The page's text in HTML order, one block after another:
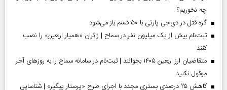
چه نخوریم؟
گره قتل در دی‌جی پارتی با ۵۰ قسم باز می‌شود
ثبت‌نام بیش از یک میلیون نفر در سماح | زائران «همیار اربعین» را نصب
کنند
متقاضیان ارز اربعین ۱۴۰۵ بخوانند | ثبت‌نام در سامانه سماح را به روز‌های آخر
موکول نکنید
کاهش ۲۵ درصدی بستری مجدد با اجرای طرح «پرستار پیگیر» | شناسایی